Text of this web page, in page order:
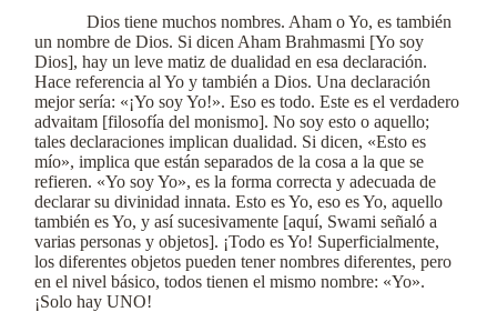
Dios tiene muchos nombres. Aham o Yo, es también
un nombre de Dios. Si dicen Aham Brahmasmi [Yo soy
Dios], hay un leve matiz de dualidad en esa declaración.
Hace referencia al Yo y también a Dios. Una declaración
mejor sería: «¡Yo soy Yo!». Eso es todo. Este es el verdadero
advaitam [filosofía del monismo]. No soy esto o aquello;
tales declaraciones implican dualidad. Si dicen, «Esto es
mío», implica que están separados de la cosa a la que se
refieren. «Yo soy Yo», es la forma correcta y adecuada de
declarar su divinidad innata. Esto es Yo, eso es Yo, aquello
también es Yo, y así sucesivamente [aquí, Swami señaló a
varias personas y objetos]. ¡Todo es Yo! Superficialmente,
los diferentes objetos pueden tener nombres diferentes, pero
en el nivel básico, todos tienen el mismo nombre: «Yo».
¡Solo hay UNO!